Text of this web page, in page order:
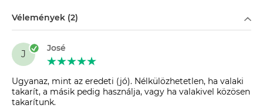
Vélemények (2)
J
José
Ugyanaz, mint az eredeti (jó). Nélkülözhetetlen, ha valaki
takarít, a másik pedig használja, vagy ha valakivel közösen
takarítunk.